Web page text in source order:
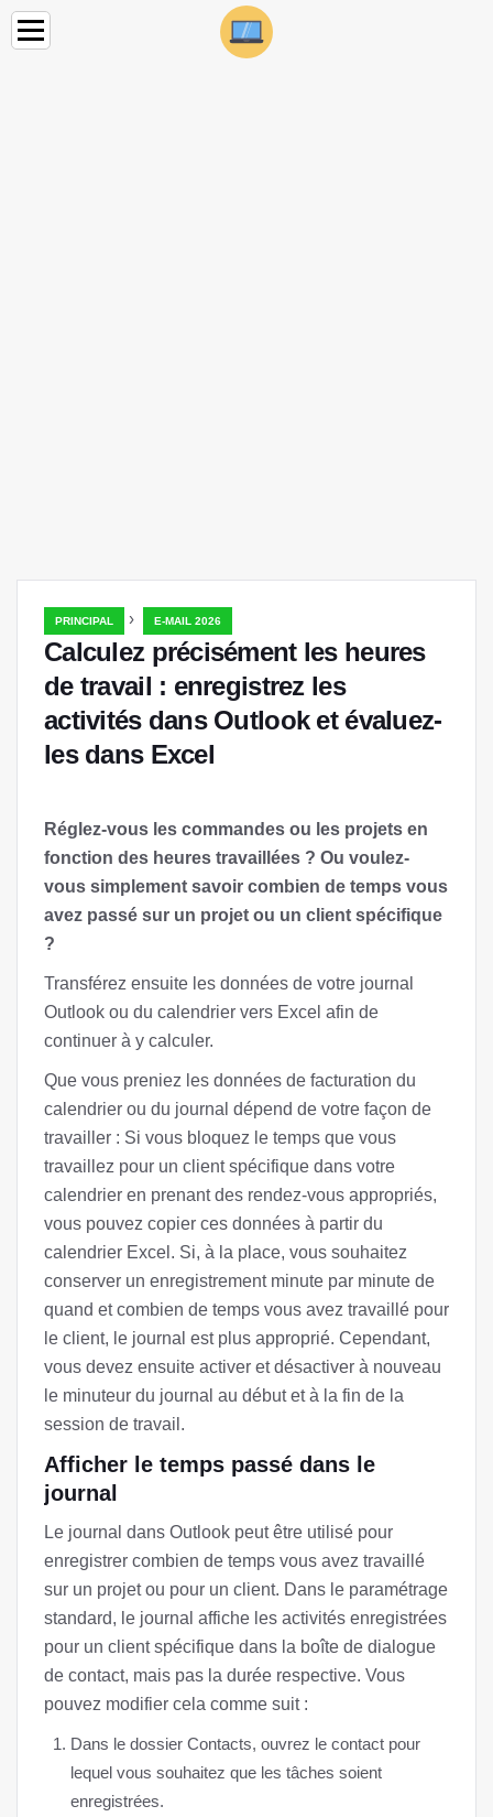
PRINCIPAL › E-MAIL 2026
Calculez précisément les heures
de travail : enregistrez les
activités dans Outlook et évaluez-
les dans Excel
Réglez-vous les commandes ou les projets en
fonction des heures travaillées ? Ou voulez-
vous simplement savoir combien de temps vous
avez passé sur un projet ou un client spécifique
?
Transférez ensuite les données de votre journal
Outlook ou du calendrier vers Excel afin de
continuer à y calculer.
Que vous preniez les données de facturation du
calendrier ou du journal dépend de votre façon de
travailler : Si vous bloquez le temps que vous
travaillez pour un client spécifique dans votre
calendrier en prenant des rendez-vous appropriés,
vous pouvez copier ces données à partir du
calendrier Excel. Si, à la place, vous souhaitez
conserver un enregistrement minute par minute de
quand et combien de temps vous avez travaillé pour
le client, le journal est plus approprié. Cependant,
vous devez ensuite activer et désactiver à nouveau
le minuteur du journal au début et à la fin de la
session de travail.
Afficher le temps passé dans le
journal
Le journal dans Outlook peut être utilisé pour
enregistrer combien de temps vous avez travaillé
sur un projet ou pour un client. Dans le paramétrage
standard, le journal affiche les activités enregistrées
pour un client spécifique dans la boîte de dialogue
de contact, mais pas la durée respective. Vous
pouvez modifier cela comme suit :
Dans le dossier Contacts, ouvrez le contact pour
lequel vous souhaitez que les tâches soient
enregistrées.